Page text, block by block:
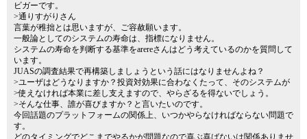
ビガーです。
>通りすがりさん
言葉が稚拙とは思いますが、ご容赦願います。
一般論としてのシステムの寿命は、指標になりません。
システムの寿命を判断する基準をarereさんはどう考えているのかを質問して
います。
JUASの調査結果で再構築しましょうという話にはなりませんよね？
>ユーザはどうなりますか？投資対効果に合わなくたって、そのシステムが
>使えなければ本業に差し支えますので、やらざるを得ないでしょう。
>そんな仕事、誰が喜びますか？と言いたいのです。
今回話題のプラットフォームの関係上、いつかやらなければならない問題で
す。